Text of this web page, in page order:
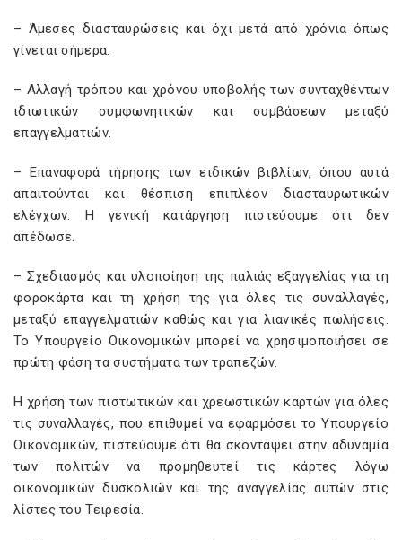
– Άμεσες διασταυρώσεις και όχι μετά από χρόνια όπως
γίνεται σήμερα.
– Αλλαγή τρόπου και χρόνου υποβολής των συνταχθέντων
ιδιωτικών συμφωνητικών και συμβάσεων μεταξύ
επαγγελματιών.
– Επαναφορά τήρησης των ειδικών βιβλίων, όπου αυτά
απαιτούνται και θέσπιση επιπλέον διασταυρωτικών
ελέγχων. Η γενική κατάργηση πιστεύουμε ότι δεν
απέδωσε.
– Σχεδιασμός και υλοποίηση της παλιάς εξαγγελίας για τη
φοροκάρτα και τη χρήση της για όλες τις συναλλαγές,
μεταξύ επαγγελματιών καθώς και για λιανικές πωλήσεις.
Το Υπουργείο Οικονομικών μπορεί να χρησιμοποιήσει σε
πρώτη φάση τα συστήματα των τραπεζών.
Η χρήση των πιστωτικών και χρεωστικών καρτών για όλες
τις συναλλαγές, που επιθυμεί να εφαρμόσει το Υπουργείο
Οικονομικών, πιστεύουμε ότι θα σκοντάψει στην αδυναμία
των πολιτών να προμηθευτεί τις κάρτες λόγω
οικονομικών δυσκολιών και της αναγγελίας αυτών στις
λίστες του Τειρεσία.